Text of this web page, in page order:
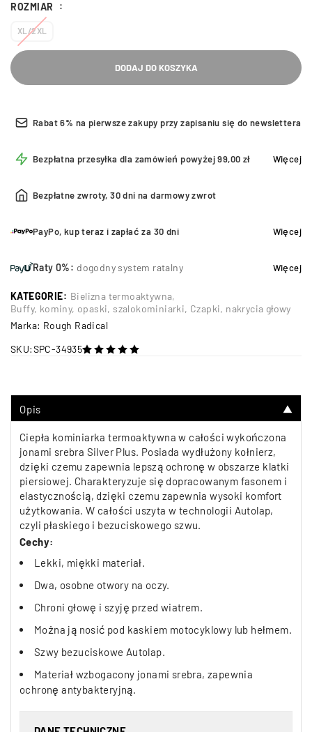
ROZMIAR
XL/2XL
DODAJ DO KOSZYKA
Rabat 6% na pierwsze zakupy przy zapisaniu się do newslettera
Bezpłatna przesyłka dla zamówień powyżej 99,00 zł Więcej
Bezpłatne zwroty, 30 dni na darmowy zwrot
PayPo, kup teraz i zapłać za 30 dni Więcej
Raty 0%: dogodny system ratalny Więcej
KATEGORIE: Bielizna termoaktywna,
Buffy, kominy, opaski, szalokominiarki, Czapki, nakrycia głowy
Marka: Rough Radical
SKU:SPC-34935
Opis ▼
Ciepła kominiarka termoaktywna w całości wykończona
jonami srebra Silver Plus. Posiada wydłużony kołnierz,
dzięki czemu zapewnia lepszą ochronę w obszarze klatki
piersiowej. Charakteryzuje się dopracowanym fasonem i
elastycznością, dzięki czemu zapewnia wysoki komfort
użytkowania. W całości uszyta w technologii Autolap,
czyli płaskiego i bezuciskowego szwu.
Cechy:
Lekki, miękki materiał.
Dwa, osobne otwory na oczy.
Chroni głowę i szyję przed wiatrem.
Można ją nosić pod kaskiem motocyklowy lub hełmem.
Szwy bezuciskowe Autolap.
Materiał wzbogacony jonami srebra, zapewnia
ochronę antybakteryjną.